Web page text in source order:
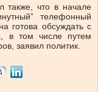
также, что в начале
телефонный
готова обсуждать с
в том числе путем
заявил политик.